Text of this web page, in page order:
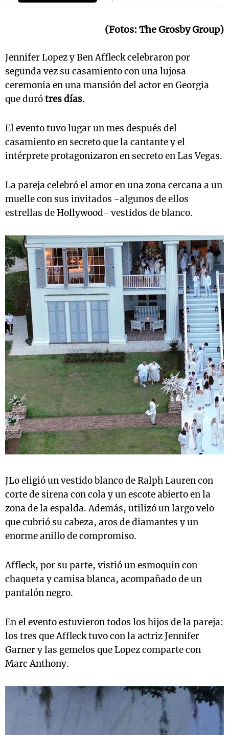
(Fotos: The Grosby Group)
Jennifer Lopez y Ben Affleck celebraron por
segunda vez su casamiento con una lujosa
ceremonia en una mansión del actor en Georgia
que durótres días.
El evento tuvo lugar un mes después del
casamiento en secreto que la cantante y el
intérprete protagonizaron en secreto en Las Vegas.
La pareja celebró el amor en una zona cercana a un
muelle con sus invitados -algunos de ellos
estrellas de Hollywood- vestidos de blanco.
JLo eligió un vestido blanco de Ralph Lauren con
corte de sirena con cola y un escote abierto en la
zona de la espalda. Además, utilizó un largo velo
que cubrió su cabeza, aros de diamantes y un
enorme anillo de compromiso.
Affleck, por su parte, vistió un esmoquin con
chaqueta y camisa blanca, acompañado de un
pantalón negro.
En el evento estuvieron todos los hijos de la pareja:
los tres que Affleck tuvo con la actriz Jennifer
Garner y las gemelos que Lopez comparte con
Marc Anthony.